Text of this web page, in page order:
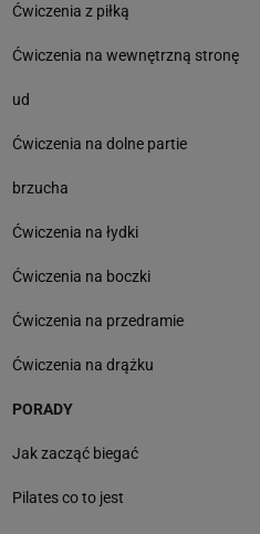
Ćwiczenia z piłką
Ćwiczenia na wewnętrzną stronę
ud
Ćwiczenia na dolne partie
brzucha
Ćwiczenia na łydki
Ćwiczenia na boczki
Ćwiczenia na przedramie
Ćwiczenia na drążku
PORADY
Jak zacząć biegać
Pilates co to jest